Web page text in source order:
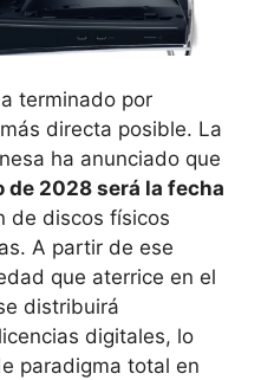
terminado por
directa posible. La
ha anunciado que
de 2028 será la fecha
de discos físicos
A partir de ese
que aterrice en el
distribuirá
digitales, lo
paradigma total en